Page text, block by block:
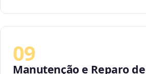
09
Manutenção e Reparo